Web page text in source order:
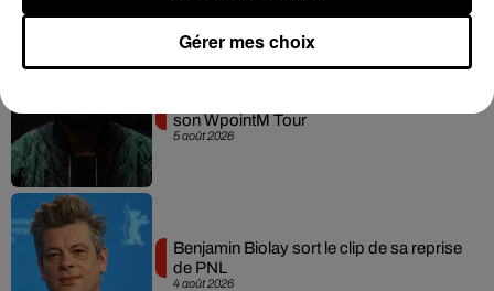
5 août 2026
son WpointM Tour
4 août 2026
Benjamin Biolay sort le clip de sa reprise
de PNL
Gérer mes choix